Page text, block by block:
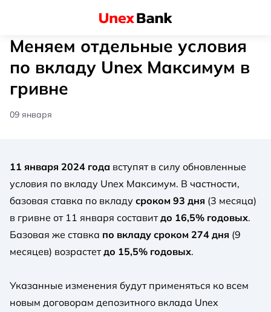
Меняем отдельные условия
по вкладу Unex Максимум в
гривне
09 января
11 января 2024 года вступят в силу обновленные
условия по вкладу Unex Максимум. В частности,
базовая ставка по вкладу сроком 93 дня (3 месяца)
в гривне от 11 января составитдо 16,5% годовых.
Базовая же ставка по вкладу сроком 274 дня (9
месяцев) возрастетдо 15,5% годовых.
Указанные изменения будут применяться ко всем
новым договорам депозитного вклада Unex